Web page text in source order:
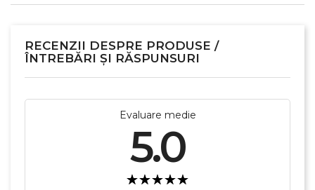
RECENZII DESPRE PRODUSE /
ÎNTREBĂRI ȘI RĂSPUNSURI
Evaluare medie
5.0